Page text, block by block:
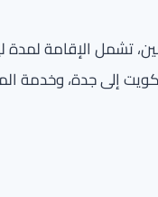
لشخصين، تشمل الإقامة
إلى جدة، وخدمة